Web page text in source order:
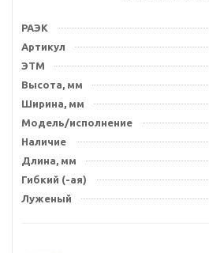
РАЭК
Артикул
ЭТМ
Высота, мм
Ширина, мм
Модель/исполнение
Наличие
Длина, мм
Гибкий (-ая)
Луженый